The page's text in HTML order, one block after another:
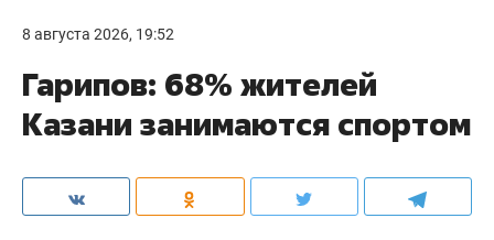
8 августа 2026, 19:52
Гарипов: 68% жителей
Казани занимаются спортом